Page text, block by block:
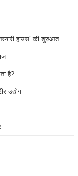
हाउस’ की शुरुआत
है?
उद्योग